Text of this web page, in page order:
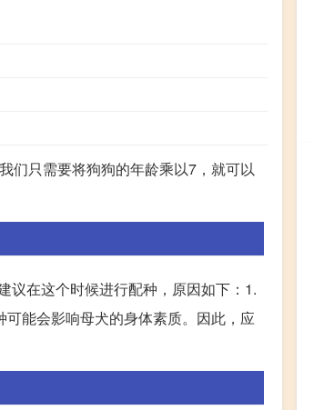
们只需要将狗狗的年龄乘以7，就可以
议在这个时候进行配种，原因如下：1.
能会影响母犬的身体素质。因此，应